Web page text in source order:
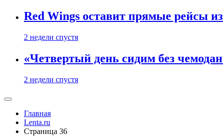
Red Wings оставит прямые рейсы
2 недели спустя
«Четвертый день сидим без
2 недели спустя
Главная
Lenta.ru
Страница 36